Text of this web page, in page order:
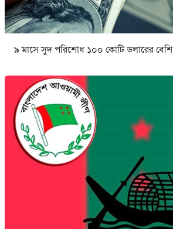
৯ মাসে সুদ পরিশোধ ১০০ কোটি ডলারের বেশি